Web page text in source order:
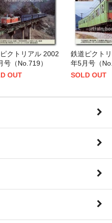
クトリアル 2002
号（No.719）
OUT
鉄道ピクト
年5月号（
SOLD OUT